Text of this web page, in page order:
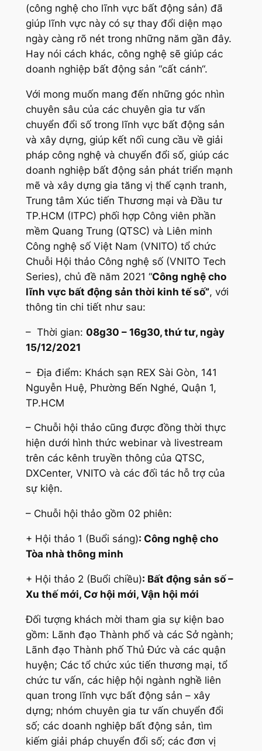
(công nghệ cho lĩnh vực bất động sản) đã
giúp lĩnh vực này có sự thay đổi diện mạo
ngày càng rõ nét trong những năm gần đây.
Hay nói cách khác, công nghệ sẽ giúp các
doanh nghiệp bất động sản “cất cánh“.
Với mong muốn mang đến những góc nhìn
chuyên sâu của các chuyên gia tư vấn
chuyển đổi số trong lĩnh vực bất động sản
và xây dựng, giúp kết nối cung cầu về giải
pháp công nghệ và chuyển đổi số, giúp các
doanh nghiệp bất động sản phát triển mạnh
mẽ và xây dựng gia tăng vị thế cạnh tranh,
Trung tâm Xúc tiến Thương mại và Đầu tư
TP.HCM (ITPC) phối hợp Công viên phần
mềm Quang Trung (QTSC) và Liên minh
Công nghệ số Việt Nam (VNITO) tổ chức
Chuỗi Hội thảo Công nghệ số (VNITO Tech
Series), chủ đề năm 2021 “Công nghệ cho
lĩnh vực bất động sản thời kinh tế số”, với
thông tin chi tiết như sau:
– Thời gian: 08g30 – 16g30, thứ tư, ngày
15/12/2021
– Địa điểm: Khách sạn REX Sài Gòn, 141
Nguyễn Huệ, Phường Bến Nghé, Quận 1,
TP.HCM
– Chuỗi hội thảo cũng được đồng thời thực
hiện dưới hình thức webinar và livestream
trên các kênh truyền thông của QTSC,
DXCenter, VNITO và các đối tác hỗ trợ của
sự kiện.
– Chuỗi hội thảo gồm 02 phiên:
+ Hội thảo 1 (Buổi sáng): Công nghệ cho
Tòa nhà thông minh
+ Hội thảo 2 (Buổi chiều): Bất động sản số –
Xu thế mới, Cơ hội mới, Vận hội mới
Đối tượng khách mời tham gia sự kiện bao
gồm: Lãnh đạo Thành phố và các Sở ngành;
Lãnh đạo Thành phố Thủ Đức và các quận
huyện; Các tổ chức xúc tiến thương mại, tổ
chức tư vấn, các hiệp hội ngành nghề liên
quan trong lĩnh vực bất động sản – xây
dựng; nhóm chuyên gia tư vấn chuyển đổi
số; các doanh nghiệp bất động sản, tìm
kiếm giải pháp chuyển đổi số; các đơn vị